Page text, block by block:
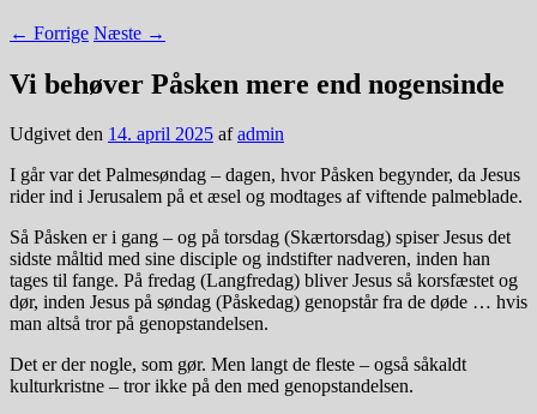
← Forrige Næste →
Vi behøver Påsken mere end nogensinde
Udgivet den 14. april 2025 afadmin
I går var det Palmesøndag – dagen, hvor Påsken begynder, da Jesus
rider ind i Jerusalem på et æsel og modtages af viftende palmeblade.
Så Påsken er i gang – og på torsdag (Skærtorsdag) spiser Jesus det
sidste måltid med sine disciple og indstifter nadveren, inden han
tages til fange. På fredag (Langfredag) bliver Jesus så korsfæstet og
dør, inden Jesus på søndag (Påskedag) genopstår fra de døde … hvis
man altså tror på genopstandelsen.
Det er der nogle, som gør. Men langt de fleste – også såkaldt
kulturkristne – tror ikke på den med genopstandelsen.